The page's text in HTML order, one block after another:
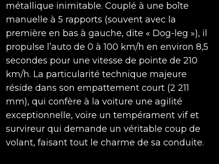
métallique inimitable. Couplé à une boîte
manuelle à 5 rapports (souvent avec la
première en bas à gauche, dite « Dog-leg »), il
propulse l’auto de 0 à 100 km/h en environ 8,5
secondes pour une vitesse de pointe de 210
km/h. La particularité technique majeure
réside dans son empattement court (2 211
mm), qui confère à la voiture une agilité
exceptionnelle, voire un tempérament vif et
survireur qui demande un véritable coup de
volant, faisant tout le charme de sa conduite.